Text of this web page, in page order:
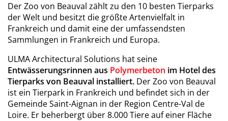
Der Zoo von Beauval zählt zu den 10 besten Tierparks
der Welt und besitzt die größte Artenvielfalt in
Frankreich und damit eine der umfassendsten
Sammlungen in Frankreich und Europa.
ULMA Architectural Solutions hat seine
Entwässerungsrinnen aus Polymerbeton im Hotel des
Tierparks von Beauval installiert. Der Zoo von Beauval
ist ein Tierpark in Frankreich und befindet sich in der
Gemeinde Saint-Aignan in der Region Centre-Val de
Loire. Er beherbergt über 8.000 Tiere auf einer Fläche